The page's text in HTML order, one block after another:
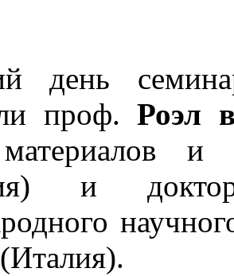
день
проф.Роэл
и
и